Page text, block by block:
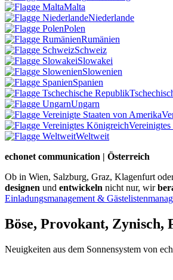
Malta
Niederlande
Polen
Rumänien
Schweiz
Slowakei
Slowenien
Spanien
Ungarn
Weltweit
echonet communication | Österreich
Ob in Wien, Salzburg, Graz, Klagenfurt
designen und entwickeln nicht nur, wir
Einladungsmanagement &
Böse, Provokant, Zynisch,
Neuigkeiten aus dem Sonnensystem von